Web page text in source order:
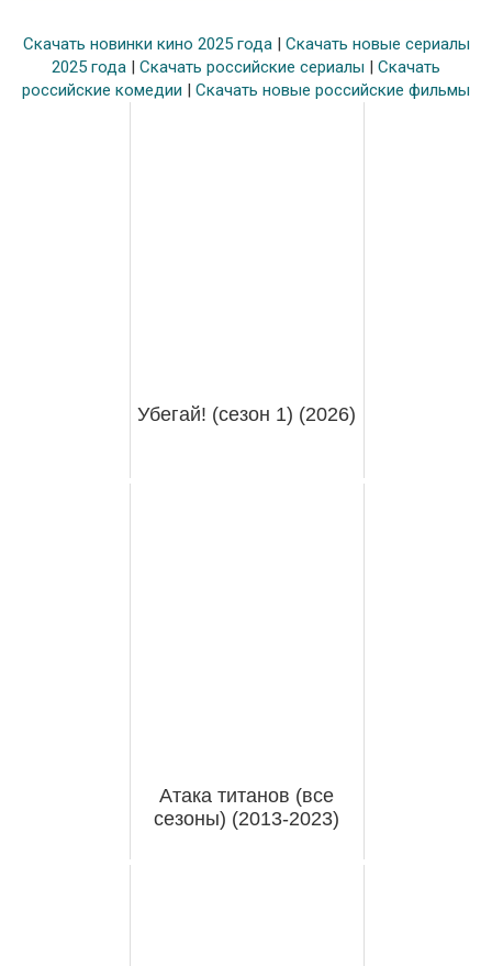
Скачать новинки кино 2025 года| Скачать новые сериалы
2025 года
Скачать российские сериалы
Скачать
российские комедии
Скачать новые российские фильмы
Убегай! (сезон 1) (2026)
Атака титанов (все
сезоны) (2013-2023)